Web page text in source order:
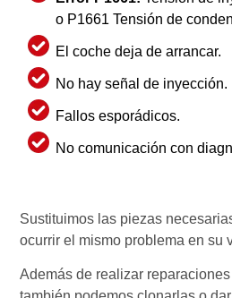
o P1661 Tensión de
El coche deja de arrancar.
No hay señal de inyección.
Fallos esporádicos.
No comunicación con
Sustituimos las piezas
ocurrir el mismo problema en su
Además de realizar